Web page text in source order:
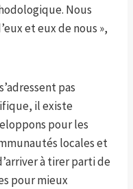
Nous
et eux de nous »,
pas
il existe
pour les
locales et
à tirer parti de
pour mieux